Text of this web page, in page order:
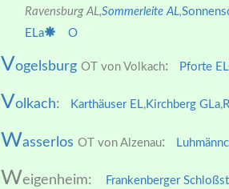
Ravensburg AL,Sommerleite AL,
ELa
O
Vogelsburg OT von Volkach: Pforte EL
Volkach: Karthäuser EL,Kirchberg GLa,
Wasserlos OT von Alzenau:
Weigenheim: Frankenberger